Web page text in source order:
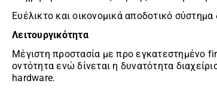
Ευέλικτο και οικονομικά αποδοτικό
Λειτουργικότητα
Μέγιστη προστασία με προ εγκατεστημένο
οντότητα ενώ δίνεται η δυνατότητα
hardware.